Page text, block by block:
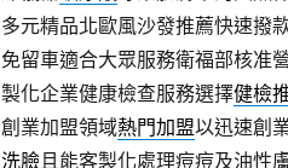
多元精品北歐風沙發推薦快速撥
免留車適合大眾服務衛福部核准
製化企業健康檢查服務選擇健檢
創業加盟領域熱門加盟以迅速創
洗臉且能客製化處理痘痘及油性